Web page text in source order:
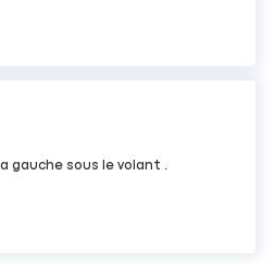
gauche sous le volant .